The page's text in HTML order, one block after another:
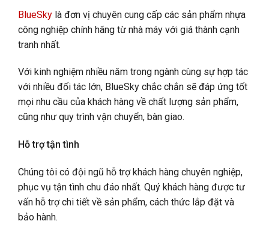
BlueSky là đơn vị chuyên cung cấp các sản phẩm nhựa
công nghiệp chính hãng từ nhà máy với giá thành cạnh
tranh nhất.
Với kinh nghiệm nhiều năm trong ngành cùng sự hợp tác
với nhiều đối tác lớn, BlueSky chắc chắn sẽ đáp ứng tốt
mọi nhu cầu của khách hàng về chất lượng sản phẩm,
cũng như quy trình vận chuyển, bàn giao.
Hỗ trợ tận tình
Chúng tôi có đội ngũ hỗ trợ khách hàng chuyên nghiệp,
phục vụ tận tình chu đáo nhất. Quý khách hàng được tư
vấn hỗ trợ chi tiết về sản phẩm, cách thức lắp đặt và
bảo hành.